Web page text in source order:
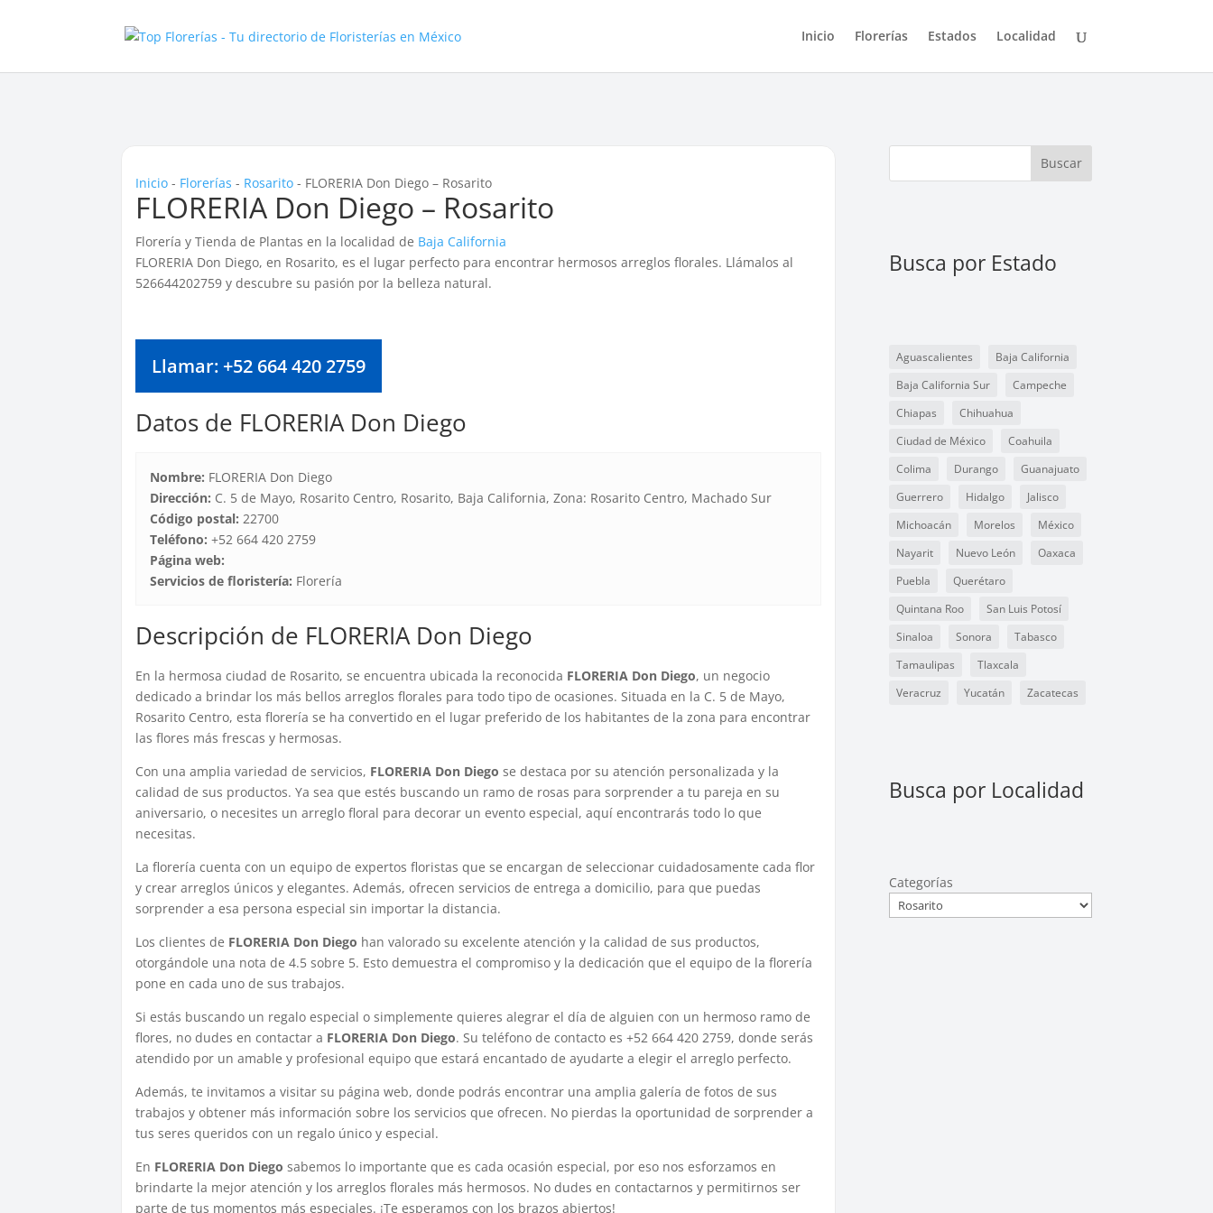
Inicio Florerías Estados Localidad
Inicio - Florerías - Rosarito - FLORERIA Don Diego – Rosarito
FLORERIA Don Diego – Rosarito
Florería y Tienda de Plantas en la localidad de Baja California
FLORERIA Don Diego, en Rosarito, es el lugar perfecto para encontrar hermosos arreglos florales. Llámalos al
526644202759 y descubre su pasión por la belleza natural.
Llamar: +52 664 420 2759
Datos de FLORERIA Don Diego
Nombre: FLORERIA Don Diego
Dirección: C. 5 de Mayo, Rosarito Centro, Rosarito, Baja California, Zona: Rosarito Centro, Machado Sur
Código postal: 22700
Teléfono: +52 664 420 2759
Página web:
Servicios de floristería: Florería
Descripción de FLORERIA Don Diego
En la hermosa ciudad de Rosarito, se encuentra ubicada la reconocida FLORERIA Don Diego, un negocio
dedicado a brindar los más bellos arreglos florales para todo tipo de ocasiones. Situada en la C. 5 de Mayo,
Rosarito Centro, esta florería se ha convertido en el lugar preferido de los habitantes de la zona para encontrar
las flores más frescas y hermosas.
Con una amplia variedad de servicios, FLORERIA Don Diego se destaca por su atención personalizada y la
calidad de sus productos. Ya sea que estés buscando un ramo de rosas para sorprender a tu pareja en su
aniversario, o necesites un arreglo floral para decorar un evento especial, aquí encontrarás todo lo que
necesitas.
La florería cuenta con un equipo de expertos floristas que se encargan de seleccionar cuidadosamente cada flor
y crear arreglos únicos y elegantes. Además, ofrecen servicios de entrega a domicilio, para que puedas
sorprender a esa persona especial sin importar la distancia.
Los clientes de FLORERIA Don Diego han valorado su excelente atención y la calidad de sus productos,
otorgándole una nota de 4.5 sobre 5. Esto demuestra el compromiso y la dedicación que el equipo de la florería
pone en cada uno de sus trabajos.
Si estás buscando un regalo especial o simplemente quieres alegrar el día de alguien con un hermoso ramo de
flores, no dudes en contactar a FLORERIA Don Diego. Su teléfono de contacto es +52 664 420 2759, donde serás
atendido por un amable y profesional equipo que estará encantado de ayudarte a elegir el arreglo perfecto.
Además, te invitamos a visitar su página web, donde podrás encontrar una amplia galería de fotos de sus
trabajos y obtener más información sobre los servicios que ofrecen. No pierdas la oportunidad de sorprender a
tus seres queridos con un regalo único y especial.
En FLORERIA Don Diego sabemos lo importante que es cada ocasión especial, por eso nos esforzamos en
brindarte la mejor atención y los arreglos florales más hermosos. No dudes en contactarnos y permitirnos ser
parte de tus momentos más especiales. ¡Te esperamos con los brazos abiertos!
Buscar
Busca por Estado
Aguascalientes
Baja California
Baja California Sur
Campeche
Chiapas
Chihuahua
Ciudad de México
Coahuila
Colima
Durango
Guanajuato
Guerrero
Hidalgo
Jalisco
Michoacán
Morelos
México
Nayarit
Nuevo León
Oaxaca
Puebla
Querétaro
Quintana Roo
San Luis Potosí
Sinaloa
Sonora
Tabasco
Tamaulipas
Tlaxcala
Veracruz
Yucatán Zacatecas
Busca por Localidad
Categorías